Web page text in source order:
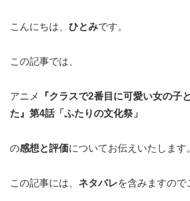
こんにちは、 ひとみです。
この記事では、
アニメ
『クラスで2番目に可愛い女の子
た』第4話「ふたりの文化祭」
の感想と評価についてお伝えいたします
この記事には、 ネタバレを含みますので